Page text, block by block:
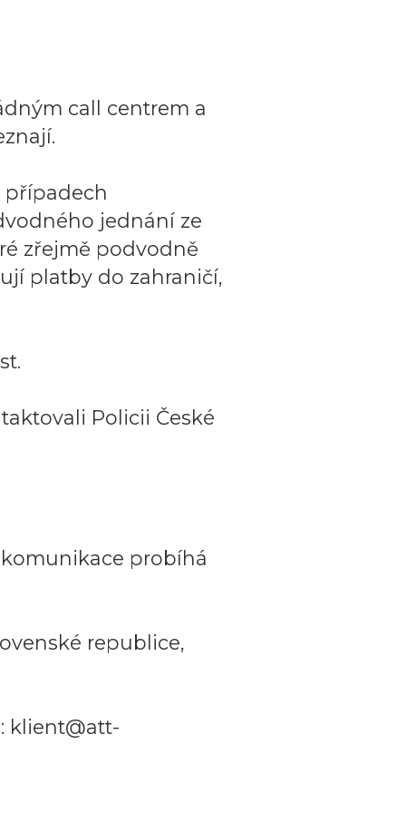
call centrem a
případech
jednání ze
zřejmě podvodně
platby do zahraničí,
Policii České
probíhá
republice,
klient@att-